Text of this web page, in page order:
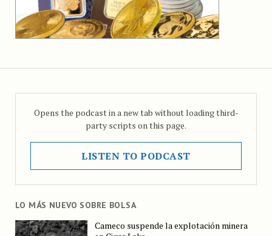
Opens the podcast in a new tab without loading third-
party scripts on this page.
LISTEN TO PODCAST
LO MÁS NUEVO SOBRE BOLSA
Cameco suspende la explotación minera